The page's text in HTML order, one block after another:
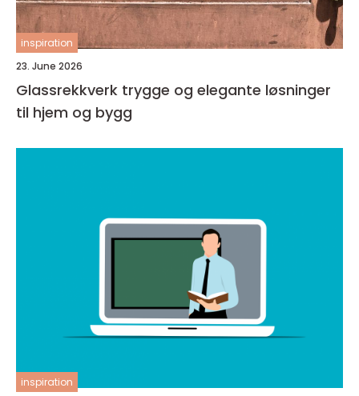
inspiration
23. June 2026
Glassrekkverk trygge og elegante løsninger
til hjem og bygg
inspiration